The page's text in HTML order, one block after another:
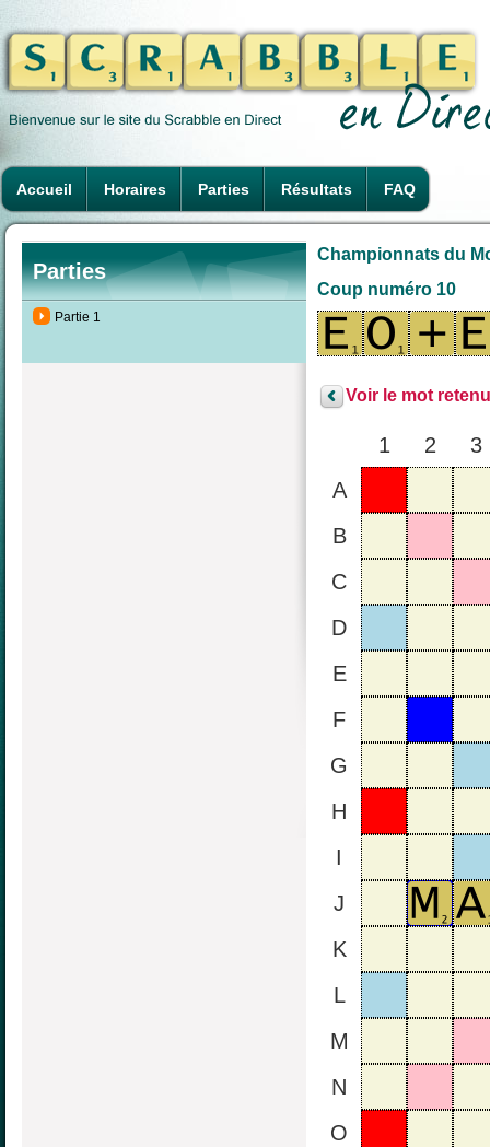
Accueil Horaires Parties Résultats FAQ
Parties
Partie 1
Championnats du
Coup numéro 10
Voir le mot
1 2
3
A
B
C
D
E
F
G
H
I
J
K
L
M
N
O